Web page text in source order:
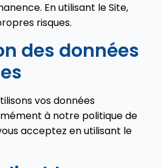
En utilisant le Site,
risques.
des données
vos données
à notre politique de
acceptez en utilisant le